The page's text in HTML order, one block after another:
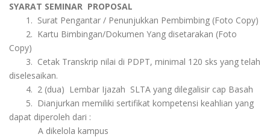
SYARAT SEMINAR PROPOSAL
1. Surat Pengantar / Penunjukkan Pembimbing (Foto Copy)
2. Kartu Bimbingan/Dokumen Yang disetarakan (Foto
Copy)
3. Cetak Transkrip nilai di PDPT, minimal 120 sks yang telah
diselesaikan.
4. 2 (dua) Lembar Ijazah SLTA yang dilegalisir cap Basah
5. Dianjurkan memiliki sertifikat kompetensi keahlian yang
dapat diperoleh dari :
A dikelola kampus